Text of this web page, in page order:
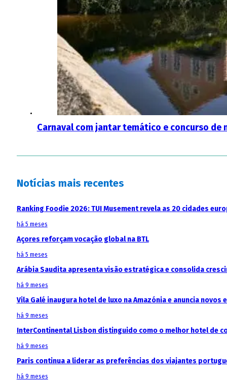
Carnaval com jantar temático e concurso
Notícias mais recentes
Ranking Foodie 2026: TUI Musement revela as 20 cidades
há 5 meses
Açores reforçam vocação global na BTL
há 5 meses
Arábia Saudita apresenta visão estratégica e consolida
há 9 meses
Vila Galé inaugura hotel de luxo na Amazónia e anuncia
há 9 meses
InterContinental Lisbon distinguido como o melhor hotel de
há 9 meses
Paris continua a liderar as preferências dos viajantes
há 9 meses